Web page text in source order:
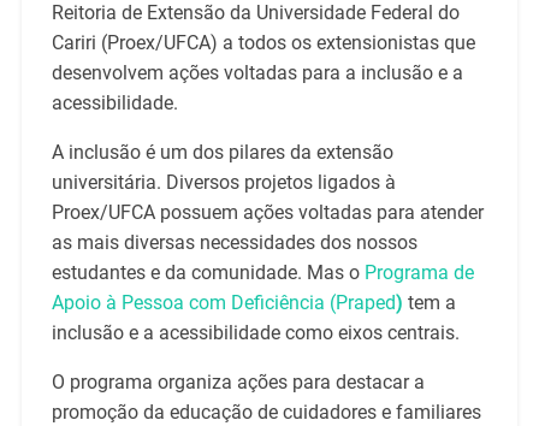
Reitoria de Extensão da Universidade Federal do
Cariri (Proex/UFCA) a todos os extensionistas que
desenvolvem ações voltadas para a inclusão e a
acessibilidade.
A inclusão é um dos pilares da extensão
universitária. Diversos projetos ligados à
Proex/UFCA possuem ações voltadas para atender
as mais diversas necessidades dos nossos
estudantes e da comunidade. Mas o Programa de
Apoio à Pessoa com Deficiência (Praped) tem a
inclusão e a acessibilidade como eixos centrais.
O programa organiza ações para destacar a
promoção da educação de cuidadores e familiares